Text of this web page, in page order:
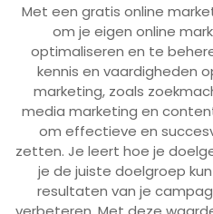
Met een gratis online
om je eigen online
optimaliseren en te
kennis en vaardigheden
marketing, zoals
media marketing en
om effectieve en
zetten. Je leert hoe je
je de juiste doelgroep
resultaten van je